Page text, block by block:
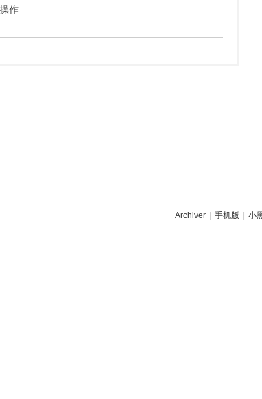
作
Archiver 手机版 小